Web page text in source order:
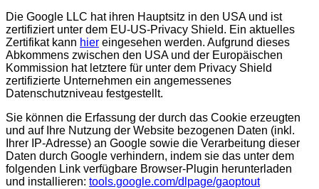
Die Google LLC hat ihren Hauptsitz in den USA und ist
zertifiziert unter dem EU-US-Privacy Shield. Ein aktuelles
Zertifikat kann hier eingesehen werden. Aufgrund dieses
Abkommens zwischen den USA und der Europäischen
Kommission hat letztere für unter dem Privacy Shield
zertifizierte Unternehmen ein angemessenes
Datenschutzniveau festgestellt.
Sie können die Erfassung der durch das Cookie erzeugten
und auf Ihre Nutzung der Website bezogenen Daten (inkl.
Ihrer IP-Adresse) an Google sowie die Verarbeitung dieser
Daten durch Google verhindern, indem sie das unter dem
folgenden Link verfügbare Browser-Plugin herunterladen
und installieren: tools.google.com/dlpage/gaoptout